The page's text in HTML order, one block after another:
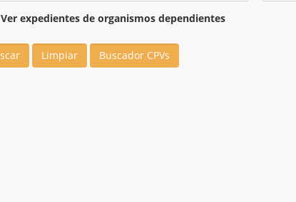
Ver expedientes de organismos dependientes